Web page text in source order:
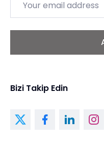
Bizi Takip Edin